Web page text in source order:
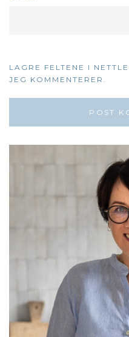
LAGRE FELTENE I
JEG KOMMENTERER.